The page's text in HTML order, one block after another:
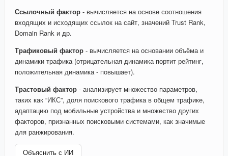
Ссылочный фактор - вычисляется на основе соотношения
входящих и исходящих ссылок на сайт, значений Trust Rank,
Domain Rank и др.
Трафиковый фактор - вычисляется на основании объёма и
динамики трафика (отрицательная динамика портит рейтинг,
положительная динамика - повышает).
Трастовый фактор - анализирует множество параметров,
таких как “ИКС”, доля поискового трафика в общем трафике,
адаптацию под мобильные устройства и множество других
факторов, признанных поисковыми системами, как значимые
для ранжирования.
Объяснить с ИИ